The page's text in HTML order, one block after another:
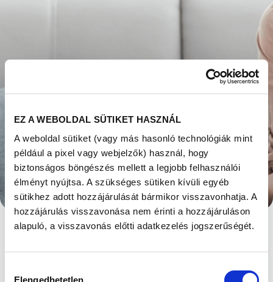
EZ A WEBOLDAL SÜTIKET HASZNÁL
A weboldal sütiket (vagy más hasonló technológiák mint
például a pixel vagy webjelzők) használ, hogy
biztonságos böngészés mellett a legjobb felhasználói
élményt nyújtsa. A szükséges sütiken kívüli egyéb
sütikhez adott hozzájárulását bármikor visszavonhatja. A
hozzájárulás visszavonása nem érinti a hozzájáruláson
alapuló, a visszavonás előtti adatkezelés jogszerűségét.
Elengedhetetlen
BEFOLYÁSOLHATJA
AZ
ALKOHOLFOGYASZTÁS
Megjelent: 2022. április 08